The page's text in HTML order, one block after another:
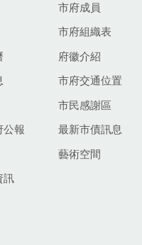
公報
訊
市府成員
市府組織表
府徽介紹
市府交通位置
市民感謝區
最新市債訊息
藝術空間